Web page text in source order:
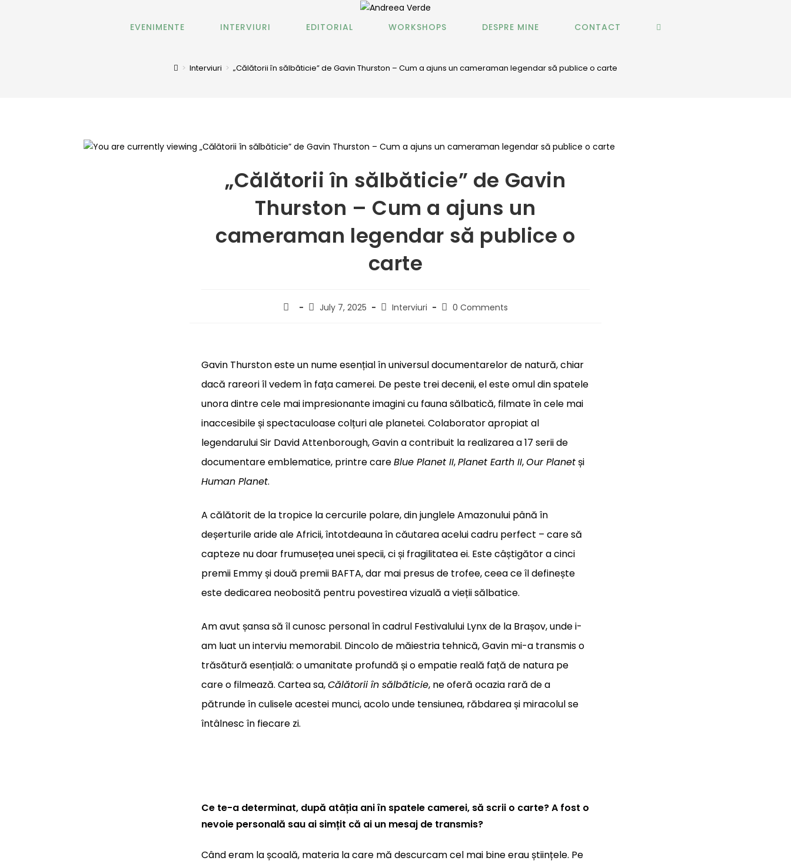
EVENIMENTE INTERVIURI EDITORIAL WORKSHOPS DESPRE MINE CONTACT
> Interviuri > „Călătorii în sălbăticie” de Gavin Thurston – Cum a ajuns un cameraman legendar să publice o carte
„Călătorii în sălbăticie” de Gavin
Thurston – Cum a ajuns un
cameraman legendar să publice o
carte
July 7, 2025 Interviuri 0 Comments
Gavin Thurston este un nume esențial în universul documentarelor de natură, chiar
dacă rareori îl vedem în fața camerei. De peste trei decenii, el este omul din spatele
unora dintre cele mai impresionante imagini cu fauna sălbatică, filmate în cele mai
inaccesibile și spectaculoase colțuri ale planetei. Colaborator apropiat al
legendarului Sir David Attenborough, Gavin a contribuit la realizarea a 17 serii de
documentare emblematice, printre careBlue Planet II,Planet Earth II,Our Planetși
Human Planet.
A călătorit de la tropice la cercurile polare, din junglele Amazonului până în
deșerturile aride ale Africii, întotdeauna în căutarea acelui cadru perfect – care să
capteze nu doar frumusețea unei specii, ci și fragilitatea ei. Este câștigător a cinci
premii Emmy și două premii BAFTA, dar mai presus de trofee, ceea ce îl definește
este dedicarea neobosită pentru povestirea vizuală a vieții sălbatice.
Am avut șansa să îl cunosc personal în cadrul Festivalului Lynx de la Brașov, unde i-
am luat un interviu memorabil. Dincolo de măiestria tehnică, Gavin mi-a transmis o
trăsătură esențială: o umanitate profundă și o empatie reală față de natura pe
care o filmează. Cartea sa,Călătorii în sălbăticie, ne oferă ocazia rară de a
pătrunde în culisele acestei munci, acolo unde tensiunea, răbdarea și miracolul se
întâlnesc în fiecare zi.
Ce te-a determinat, după atâția ani în spatele camerei, să scrii o carte? A fost o
nevoie personală sau ai simțit că ai un mesaj de transmis?
Când eram la școală, materia la care mă descurcam cel mai bine erau științele. Pe